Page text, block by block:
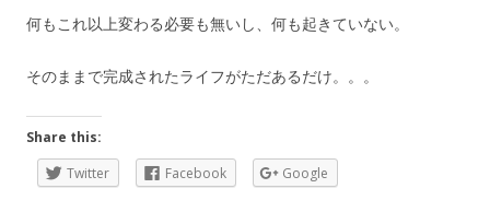
何もこれ以上変わる必要も無いし、何も起きていない。
そのままで完成されたライフがただあるだけ。。。
Share this:
Twitter
Facebook Google